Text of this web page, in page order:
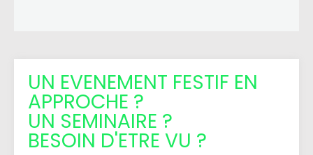
UN EVENEMENT FESTIF EN
APPROCHE ?
UN SEMINAIRE ?
BESOIN D'ETRE VU ?